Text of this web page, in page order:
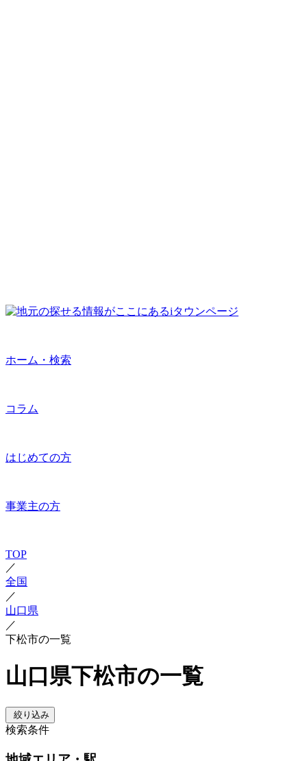
ホーム・検索
コラム
はじめての方
事業主の方
TOP
／
全国
／
山口県
／
下松市の一覧
山口県下松市の一覧
絞り込み
検索条件